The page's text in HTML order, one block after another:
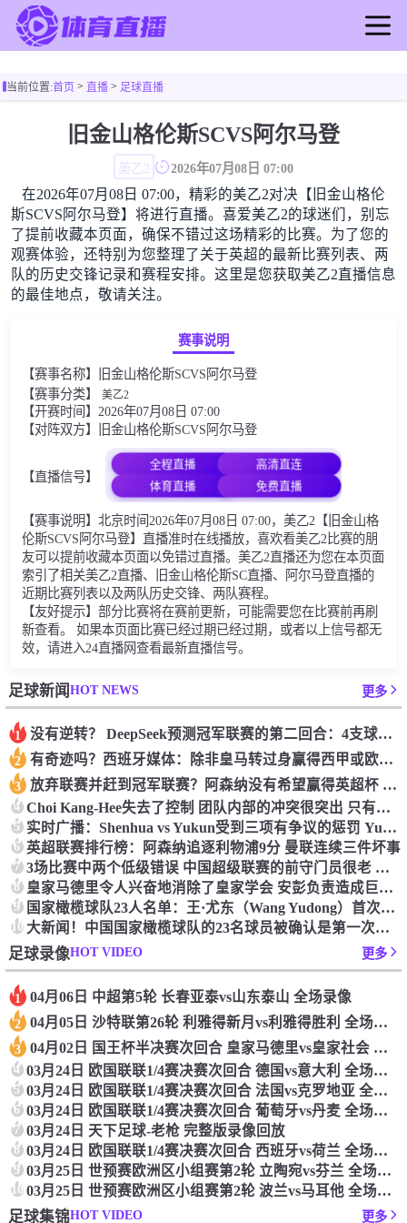
足球直播
足球新闻
篮球新闻
当前位置:首页> 直播> 足球直播
旧金山格伦斯SCVS阿尔马登
美乙2 2026年07月08日 07:00
在2026年07月08日 07:00，精彩的美乙2对决【旧金山格伦
斯SCVS阿尔马登】将进行直播。喜爱美乙2的球迷们，别忘
了提前收藏本页面，确保不错过这场精彩的比赛。为了您的
观赛体验，还特别为您整理了关于英超的最新比赛列表、两
队的历史交锋记录和赛程安排。这里是您获取美乙2直播信息
的最佳地点，敬请关注。
赛事说明
【赛事名称】旧金山格伦斯SCVS阿尔马登
【赛事分类】 美乙2
【开赛时间】2026年07月08日 07:00
【对阵双方】旧金山格伦斯SCVS阿尔马登
【直播信号】
全程直播
高清直连
体育直播
免费直播
【赛事说明】北京时间2026年07月08日 07:00，美乙2【旧金山格
伦斯SCVS阿尔马登】直播准时在线播放，喜欢看美乙2比赛的朋
友可以提前收藏本页面以免错过直播。美乙2直播还为您在本页面
索引了相关美乙2直播、旧金山格伦斯SC直播、阿尔马登直播的
近期比赛列表以及两队历史交锋、两队赛程。
【友好提示】部分比赛将在赛前更新，可能需要您在比赛前再刷
新查看。 如果本页面比赛已经过期已经过期，或者以上信号都无
效，请进入24直播网查看最新直播信号。
足球新闻HOT NEWS 更多
1 没有逆转？ DeepSeek预测冠军联赛的第二回合：4支球队在第一回合中获胜 枪手输了
2 有奇迹吗？西班牙媒体：除非皇马转过身赢得西甲或欧洲冠军
3 放弃联赛并赶到冠军联赛？阿森纳没有希望赢得英超杯 赢得欧洲冠军的可能性
4 Choi Kang-Hee失去了控制 团队内部的冲突很突出 只有一个人可以从水火中拯救崔孔
5 实时广播：Shenhua vs Yukun受到三项有争议的惩罚 Yukun将向中国足球联合会提出投诉
6 英超联赛排行榜：阿森纳追逐利物浦9分 曼联连续三件坏事
7 3场比赛中两个低级错误 中国超级联赛的前守门员很老 是时候让位了 最好的继任者出现
8 皇家马德里令人兴奋地消除了皇家学会 安彭负责造成巨大的灾难！
9 国家橄榄球队23人名单：王·尤东（Wang Yudong）首次被选为第11名 塞吉尼奥（Serginho）在名单上
10 大新闻！中国国家橄榄球队的23名球员被确认是第一次进入阵容
足球录像HOT VIDEO 更多
1 04月06日 中超第5轮 长春亚泰vs山东泰山 全场录像
2 04月05日 沙特联第26轮 利雅得新月vs利雅得胜利 全场录像
3 04月02日 国王杯半决赛次回合 皇家马德里vs皇家社会 全场录像
4 03月24日 欧国联联1/4赛决赛次回合 德国vs意大利 全场录像回放
5 03月24日 欧国联联1/4赛决赛次回合 法国vs克罗地亚 全场录像回放
6 03月24日 欧国联联1/4赛决赛次回合 葡萄牙vs丹麦 全场录像回放
7 03月24日 天下足球-老枪 完整版录像回放
8 03月24日 欧国联联1/4赛决赛次回合 西班牙vs荷兰 全场录像回放
9 03月25日 世预赛欧洲区小组赛第2轮 立陶宛vs芬兰 全场录像回放
10 03月25日 世预赛欧洲区小组赛第2轮 波兰vs马耳他 全场录像回放
足球集锦HOT VIDEO 更多